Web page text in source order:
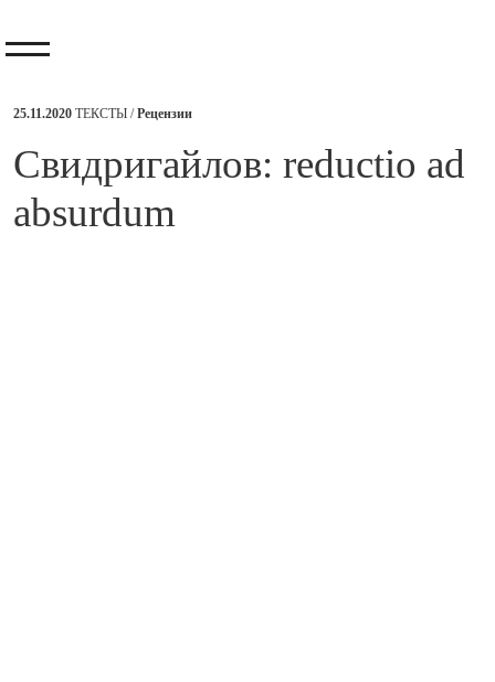
25.11.2020 ТЕКСТЫ /Рецензии
​Свидригайлов: reductio ad
absurdum